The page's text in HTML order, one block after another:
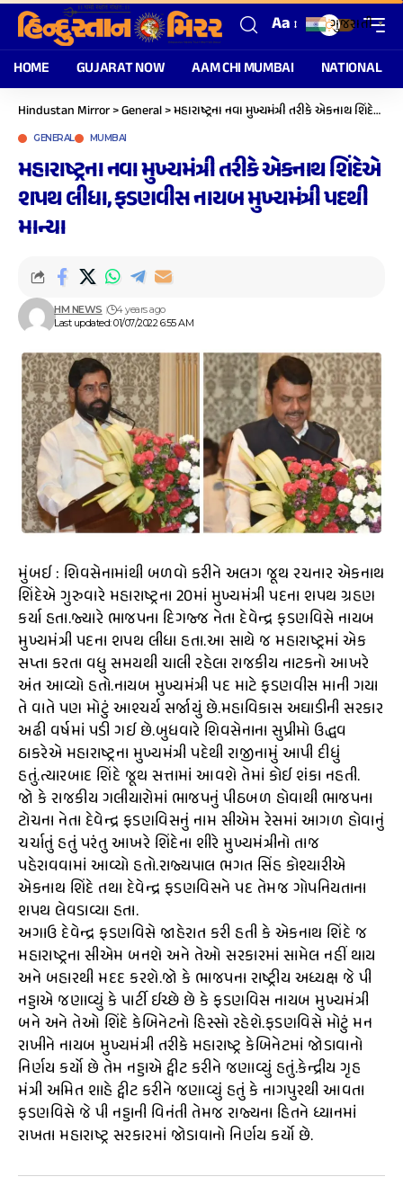
Aa
HOME GUJARAT NOW AAM CHI MUMBAI NATIONAL
Hindustan Mirror>General>મહારાષ્ટ્રના નવા મુખ્યમંત્રી તરીકે એકનાથ શિંદેએ શપથ લીધા, ફડણવીસ નાયબ મુખ્યમંત્રી પદથી માન્યા
GENERAL MUMBAI
મહારાષ્ટ્રના નવા મુખ્યમંત્રી તરીકે એકનાથ શિંદેએ
શપથ લીધા, ફડણવીસ નાયબ મુખ્યમંત્રી પદથી
માન્યા
Last updated: 01/07/2022 6:55 AM
HM NEWS 4 years ago
મુંબઈ : શિવસેનામાંથી બળવો કરીને અલગ જૂથ રચનાર એકનાથ
શિંદેએ ગુરુવારે મહારાષ્ટ્રના 20માં મુખ્યમંત્રી પદના શપથ ગ્રહણ
કર્યા હતા.જ્યારે ભાજપના દિગજ્જ નેતા દેવેન્દ્ર ફડણવિસે નાયબ
મુખ્યમંત્રી પદના શપથ લીધા હતા.આ સાથે જ મહારાષ્ટ્રમાં એક
સપ્તા કરતા વધુ સમયથી ચાલી રહેલા રાજકીય નાટકનો આખરે
અંત આવ્યો હતો.નાયબ મુખ્યમંત્રી પદ માટે ફડણવીસ માની ગયા
તે વાતે પણ મોટું આશ્ચર્ય સર્જાયું છે.મહાવિકાસ અઘાડીની સરકાર
અઢી વર્ષમાં પડી ગઈ છે.બુધવારે શિવસેનાના સુપ્રીમો ઉદ્ધવ
ઠાકરેએ મહારાષ્ટ્રના મુખ્યમંત્રી પદેથી રાજીનામું આપી દીધું
હતું.ત્યારબાદ શિંદે જૂથ સત્તામાં આવશે તેમાં કોઈ શંકા નહતી.
જો કે રાજકીય ગલીયારોમાં ભાજપનું પીઠબળ હોવાથી ભાજપના
ટોચના નેતા દેવેન્દ્ર ફડણવિસનું નામ સીએમ રેસમાં આગળ હોવાનું
ચર્ચાતું હતું પરંતુ આખરે શિંદેના શીરે મુખ્યમંત્રીનો તાજ
પહેરાવવામાં આવ્યો હતો.રાજ્યપાલ ભગત સિંહ કોશ્યારીએ
એકનાથ શિંદે તથા દેવેન્દ્ર ફડણવિસને પદ તેમજ ગોપનિયતાના
શપથ લેવડાવ્યા હતા.
અગાઉ દેવેન્દ્ર ફડણવિસે જાહેરાત કરી હતી કે એકનાથ શિંદે જ
મહારાષ્ટ્રના સીએમ બનશે અને તેઓ સરકારમાં સામેલ નહીં થાય
અને બહારથી મદદ કરશે.જો કે ભાજપના રાષ્ટ્રીય અધ્યક્ષ જે પી
નડ્ડાએ જણાવ્યું કે પાર્ટી ઈચ્છે છે કે ફડણવિસ નાયબ મુખ્યમંત્રી
બને અને તેઓ શિંદે કેબિનેટનો હિસ્સો રહેશે.ફડણવિસે મોટું મન
રાખીને નાયબ મુખ્યમંત્રી તરીકે મહારાષ્ટ્ર કેબિનેટમાં જોડાવાનો
નિર્ણય કર્યો છે તેમ નડ્ડાએ ટ્વીટ કરીને જણાવ્યું હતું.કેન્દ્રીય ગૃહ
મંત્રી અમિત શાહે ટ્વીટ કરીને જણાવ્યું હતું કે નાગપુરથી આવતા
ફડણવિસે જે પી નડ્ડાની વિનંતી તેમજ રાજ્યના હિતને ધ્યાનમાં
રાખતા મહારાષ્ટ્ર સરકારમાં જોડાવાનો નિર્ણય કર્યો છે.
ગુજરાતી ▼